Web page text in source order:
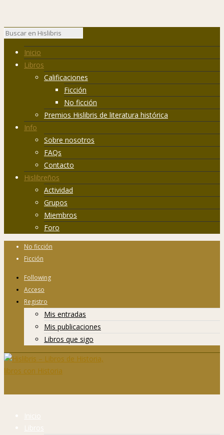
Inicio
Libros
Calificaciones
Ficción
No ficción
Premios Hislibris de literatura histórica
Info
Sobre nosotros
FAQs
Contacto
Hislibreños
Actividad
Grupos
Miembros
Foro
No ficción
Ficción
Following
Acceso
Registro
Mis entradas
Mis publicaciones
Libros que sigo
Inicio
Libros